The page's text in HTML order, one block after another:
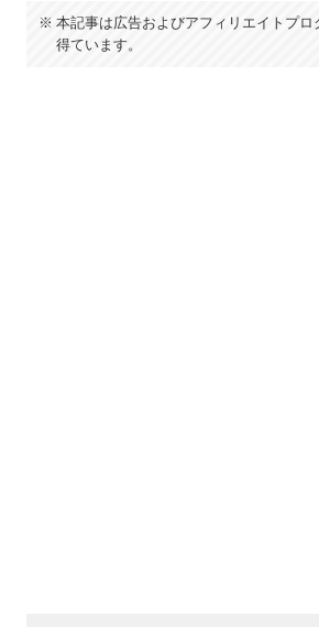
本記事は広告およびアフィリエイトプロ
得ています。